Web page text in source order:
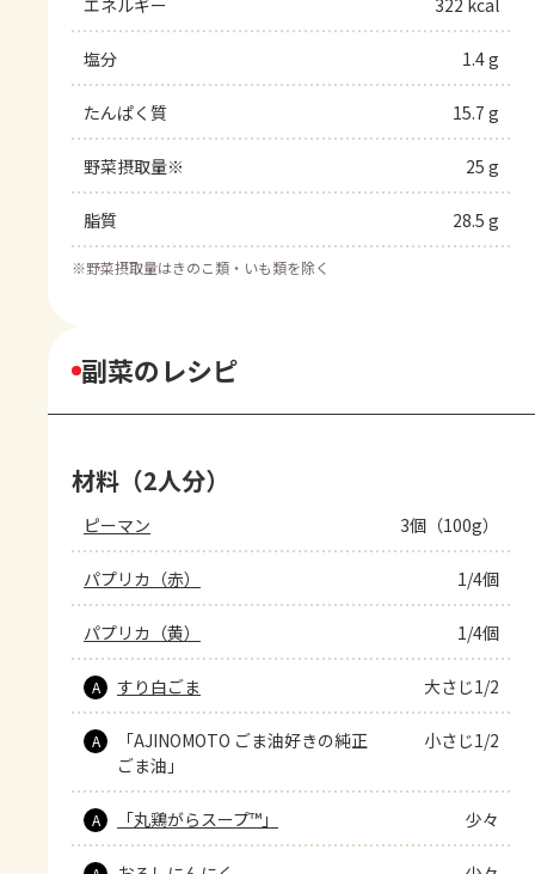
エネルギー 322 kcal
塩分 1.4 g
たんぱく質 15.7 g
野菜摂取量※ 25 g
脂質 28.5 g
※野菜摂取量はきのこ類・いも類を除く
副菜のレシピ
材料（2人分）
ピーマン 3個（100g）
パプリカ（赤） 1/4個
パプリカ（黄） 1/4個
A すり白ごま 大さじ1/2
A
「AJINOMOTO ごま油好きの純正
ごま油」
小さじ1/2
A 「丸鶏がらスープ™」 少々